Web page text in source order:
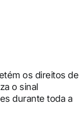
os direitos de
o sinal
durante toda a